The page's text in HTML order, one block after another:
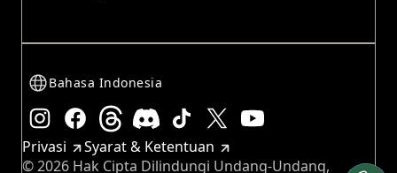
Bahasa Indonesia
Instagram Facebook Threads Discord TikTok
Privasi
Syarat & Ketentuan
© 2026 Hak Cipta Dilindungi Undang-Undang,